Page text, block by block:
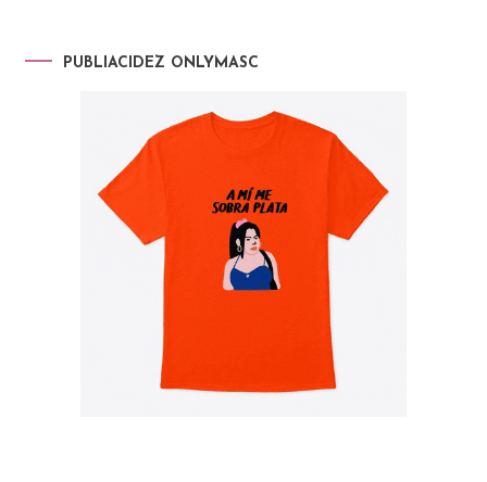
PUBLIACIDEZ ONLYMASC